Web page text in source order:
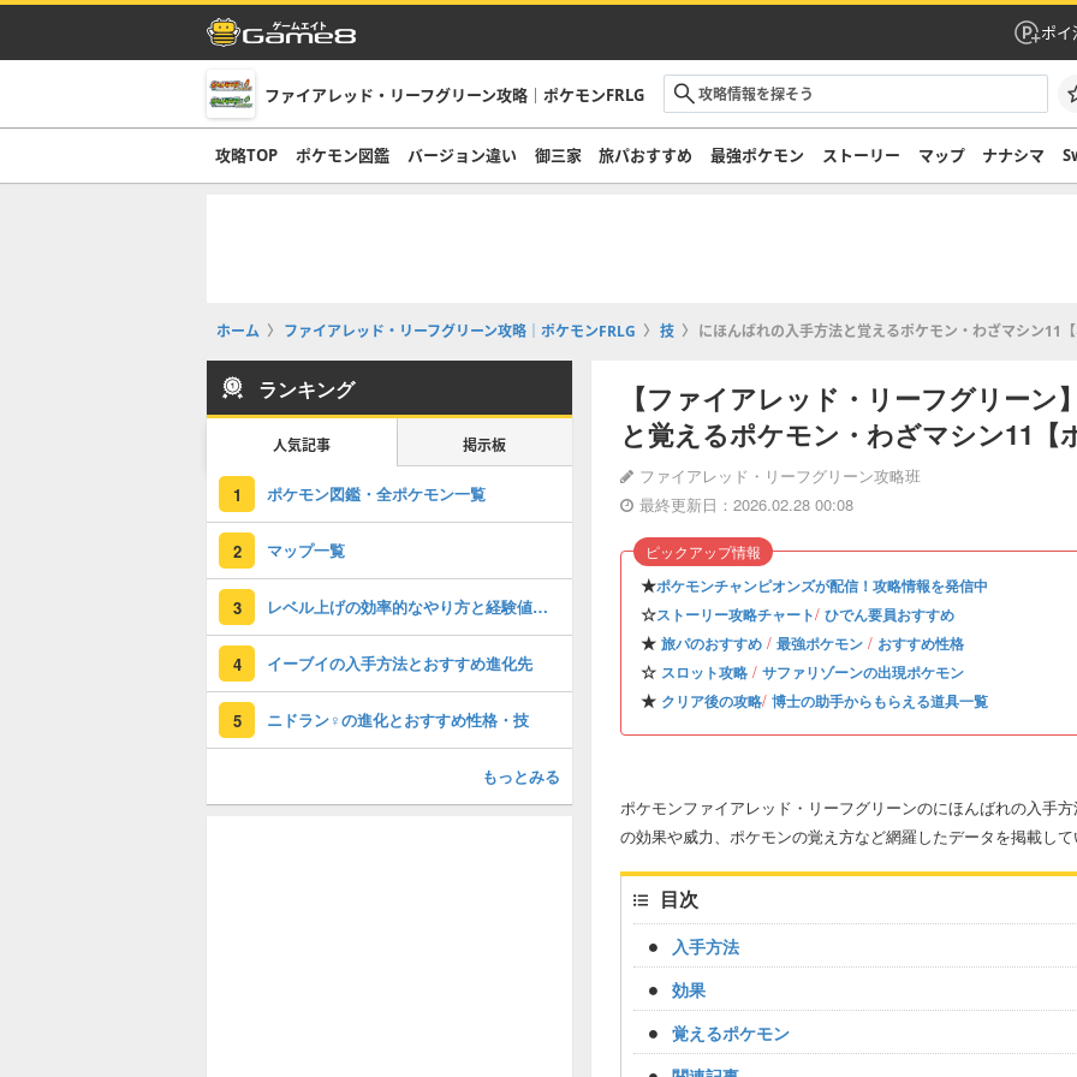
ポイ
ファイアレッド・リーフグリーン攻略｜ポケモンFRLG
攻略TOP ポケモン図鑑 バージョン違い 御三家 旅パおすすめ 最強ポケモン ストーリー マップ ナナシマ
ホーム ファイアレッド・リーフグリーン攻略｜ポケモンFRLG 技 にほんばれの入手方法と覚えるポケモン・わざマシン11
【ファイアレッド・リーフグリーン
と覚えるポケモン・わざマシン11【
ファイアレッド・リーフグリーン攻略班
最終更新日：2026.02.28 00:08
★ポケモンチャンピオンズが配信！攻略情報を発信中
☆ストーリー攻略チャート/ ひでん要員おすすめ
★ 旅パのおすすめ / 最強ポケモン / おすすめ性格
☆ スロット攻略 / サファリゾーンの出現ポケモン
★ クリア後の攻略/ 博士の助手からもらえる道具一覧
ピックアップ情報
ポケモンファイアレッド・リーフグリーンのにほんばれの入手
の効果や威力、ポケモンの覚え方など網羅したデータを掲載し
目次
入手方法
効果
覚えるポケモン
ランキング
人気記事 掲示板
1 ポケモン図鑑・全ポケモン一覧
2 マップ一覧
3 レベル上げの効率的なやり方と経験値稼ぎの方法
4 イーブイの入手方法とおすすめ進化先
5 ニドラン♀の進化とおすすめ性格・技
もっとみる